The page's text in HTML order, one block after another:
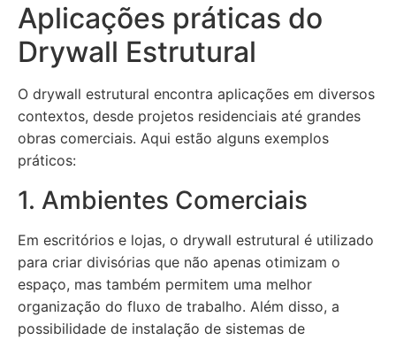
Aplicações práticas do
Drywall Estrutural
O drywall estrutural encontra aplicações em diversos
contextos, desde projetos residenciais até grandes
obras comerciais. Aqui estão alguns exemplos
práticos:
1. Ambientes Comerciais
Em escritórios e lojas, o drywall estrutural é utilizado
para criar divisórias que não apenas otimizam o
espaço, mas também permitem uma melhor
organização do fluxo de trabalho. Além disso, a
possibilidade de instalação de sistemas de